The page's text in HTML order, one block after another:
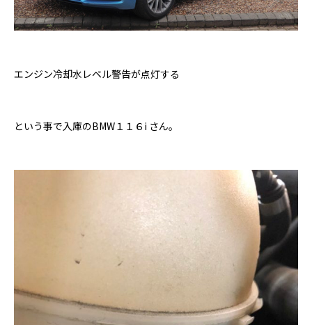
エンジン冷却水レベル警告が点灯する
という事で入庫のBMW１１６i さん。